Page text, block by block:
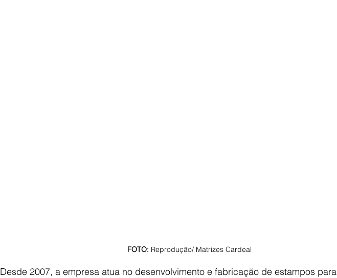
FOTO: Reprodução/ Matrizes Cardeal
Desde 2007, a empresa atua no desenvolvimento e fabricação de estampos para